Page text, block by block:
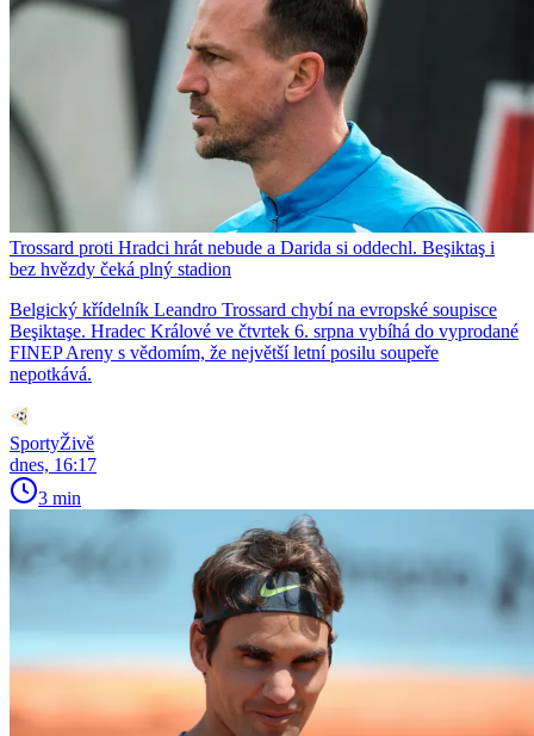
Trossard proti Hradci hrát nebude a Darida si oddechl. Beşiktaş i
bez hvězdy čeká plný stadion
Belgický křídelník Leandro Trossard chybí na evropské soupisce
Beşiktaşe. Hradec Králové ve čtvrtek 6. srpna vybíhá do vyprodané
FINEP Areny s vědomím, že největší letní posilu soupeře
nepotkává.
SportyŽivě
dnes, 16:17
3 min